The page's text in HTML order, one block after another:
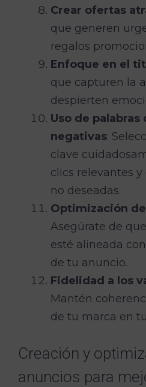
Crear ofertas
que generen
regalos
Enfoque en el
que capturen la
despierten
Uso de
negativas:
clave
clics relevantes
no deseadas.
Optimización
Asegúrate de
esté alineada
de tu anuncio.
Fidelidad a los
Mantén
de tu marca en
Creación y
anuncios para